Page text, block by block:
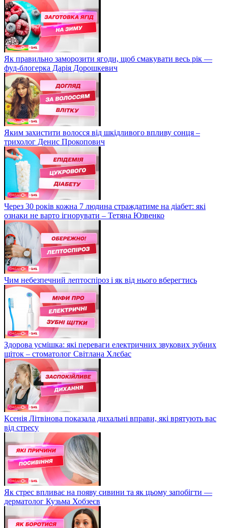
Як правильно заморозити ягоди, щоб смакувати весь рік —
фуд-блогерка Дарія Дорошкевич
Яким захистити волосся від шкідливого впливу сонця –
трихолог Денис Прокопович
Через 30 років кожна 7 людина страждатиме на діабет: які
ознаки не варто ігнорувати – Тетяна Юзвенко
Чим небезпечний лептоспіроз і як від нього вберегтись
Здорова усмішка: які переваги електричних звукових зубних
щіток – стоматолог Світлана Хлєбас
Ксенія Літвінова показала дихальні вправи, які врятують вас
від стресу
Як стрес впливає на появу сивини та як цьому запобігти —
дерматолог Кузьма Хобзеєв